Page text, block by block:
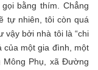
bằng thím. Chẳng
tự nhiên, tôi còn quá
vậy bởi nhà tôi là “chi
của một gia đình, một
Phụ, xã Đường